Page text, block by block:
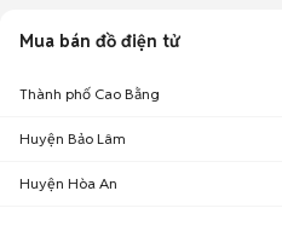
Mua bán đồ điện tử
Thành phố Cao Bằng
Huyện Bảo Lâm
Huyện Hòa An